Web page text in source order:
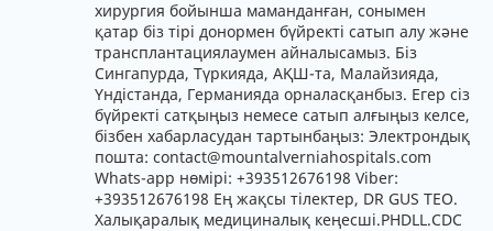
хирургия бойынша маманданған, сонымен
қатар біз тірі донормен бүйректі сатып алу және
трансплантациялаумен айналысамыз. Біз
Сингапурда, Түркияда, АҚШ-та, Малайзияда,
Үндістанда, Германияда орналасқанбыз. Егер сіз
бүйректі сатқыңыз немесе сатып алғыңыз келсе,
бізбен хабарласудан тартынбаңыз: Электрондық
пошта: contact@mountalverniahospitals.com
Whats-app нөмірі: +393512676198 Viber:
+393512676198 Ең жақсы тілектер, DR GUS TEO.
Халықаралық медициналық кеңесші.PHDLL.CDC